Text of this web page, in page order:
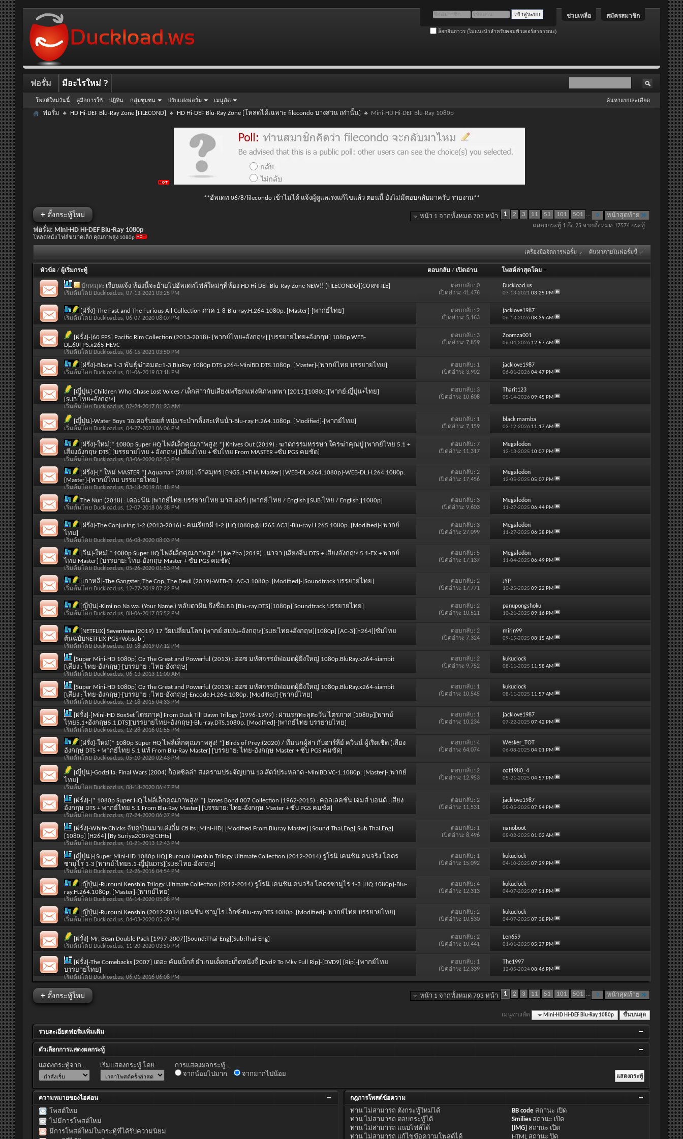
สมัครสมาชิก
ช่วยเหลือ
ล็อกอินถาวร (ไม่แนะนำสำหรับคอมพิวเตอร์สาธารณะ)
ฟอรั่ม
โพสต์ใหม่วันนี้ คู่มือการใช้ ปฏิทิน กลุ่มชุมชน ปรับแต่งฟอรั่ม เมนูลัด
มีอะไรใหม่ ?
ค้นหาแบบละเอียด
ฟอรั่ม HD Hi-DEF Blu-Ray Zone [FILECOND] HD Hi-DEF Blu-Ray Zone [โหลดได้เฉพาะ filecondo บางส่วน เท่านั้น] Mini-HD Hi-DEF Blu-Ray 1080p
**อัพเดท 06/8/filecondo เข้าไม่ได้ แจ้งผู้ดูแลเร่งแก้ไขแล้ว ตอนนี้ ยังไม่มีตอบกลับมาครับ รายงาน**
+ ตั้งกระทู้ใหม่ หน้า 1 จากทั้งหมด 703 หน้า 1 2 3 11 51 101 501 ... หน้าสุดท้าย
แสดงกระทู้ 1 ถึง 25 จากทั้งหมด 17574 กระทู้
ฟอรั่ม: Mini-HD Hi-DEF Blu-Ray 1080p
โหลดหนัง ไฟล์ขนาดเล็ก คุณภาพสูง 1080p
เครื่องมือจัดการฟอรั่ม ค้นหาภายในฟอรั่มนี้
หัวข้อ / ผู้เริ่มกระทู้ ตอบกลับ / เปิดอ่าน โพสต์ล่าสุดโดย
ปักหมุด: เรียนแจ้ง ห้องนี้จะย้ายไปอัพเดทไฟล์ใหม่ๆที่ห้อง HD Hi-DEF Blu-Ray Zone NEW!! [FILECONDO][CORNFILE]
เริ่มต้นโดย Duckload.us, 07-13-2021 03:25 PM
ตอบกลับ:0
เปิดอ่าน: 41,476
Duckload.us
07-13-2021 03:25 PM
[ฝรั่ง]-The Fast and The Furious All Collection ภาค 1-8-Blu-ray.H.264.1080p. [Master]-[พากย์ไทย]
เริ่มต้นโดย Duckload.us, 06-07-2020 08:07 PM
ตอบกลับ:2
เปิดอ่าน: 5,163
jacklove1987
06-13-2026 08:39 AM
[ฝรั่ง]-[60 FPS] Pacific Rim Collection (2013-2018)- [พากย์ไทย+อังกฤษ] [บรรยายไทย+อังกฤษ] 1080p.WEB-
DL.60FPS.x265.HEVC
เริ่มต้นโดย Duckload.us, 06-15-2021 03:50 PM
ตอบกลับ: 3
เปิดอ่าน: 7,859
Zoomza001
06-04-2026 12:57 AM
[ฝรั่ง]-Blade 1-3 พันธุ์ฆ่าอมตะ1-3 BluRay 1080p DTS x264-MiniBD.DTS.1080p. [Master]-[พากย์ไทย บรรยายไทย]
เริ่มต้นโดย Duckload.us, 01-06-2019 03:18 PM
ตอบกลับ: 1
เปิดอ่าน: 3,902
jacklove1987
06-01-2026 04:47 PM
[ญี่ปุ่น]-Children Who Chase Lost Voices / เด็กสาวกับเสียงเพรียกแห่งพิภพเทพา [2011][1080p][พากย์:ญี่ปุ่น+ไทย]
[SUB:ไทย+อังกฤษ]
เริ่มต้นโดย Duckload.us, 02-24-2017 01:23 AM
ตอบกลับ: 3
เปิดอ่าน: 10,608
Tharit123
05-14-2026 09:45 PM
[ญี่ปุ่น]-Water Boys วอเตอร์บอยส์ หนุ่มระบำกลิ้งสะเทินน้ํา-Blu-ray.H.264.1080p. [Modified]-[พากย์ไทย]
เริ่มต้นโดย Duckload.us, 04-27-2021 06:06 PM
ตอบกลับ: 1
เปิดอ่าน: 7,159
black mamba
03-12-2026 11:17 AM
[ฝรั่ง]-ใหม่[* 1080p Super HQ ไฟล์เล็กคุณภาพสูง! *] Knives Out (2019) : ฆาตกรรมหรรษา ใครฆ่าคุณปู่ [พากย์ไทย 5.1 +
เสียงอังกฤษ DTS] [บรรยายไทย + อังกฤษ] [เสียงไทย + ซับไทย From MASTER +ซับ PGS คมชัด]
เริ่มต้นโดย Duckload.us, 03-06-2020 02:53 PM
ตอบกลับ:7
เปิดอ่าน: 11,317
Megalodon
12-13-2025 10:07 PM
[ฝรั่ง]-[* ใหม่ MASTER *] Aquaman (2018) เจ้าสมุทร [ENG5.1+THA Master] [WEB-DL.x264.1080p]-WEB-DL.H.264.1080p.
[Master]-[พากย์ไทย บรรยายไทย]
เริ่มต้นโดย Duckload.us, 03-18-2019 01:18 PM
ตอบกลับ:2
เปิดอ่าน: 17,456
Megalodon
12-05-2025 05:07 PM
The Nun (2018) : เดอะนัน [พากย์ไทย:บรรยายไทย มาสเตอร์] [พากย์:ไทย / English][SUB:ไทย / English][1080p]
เริ่มต้นโดย Duckload.us, 12-07-2018 06:38 PM
ตอบกลับ: 3
เปิดอ่าน: 9,603
Megalodon
11-27-2025 06:44 PM
[ฝรั่ง]-The Conjuring 1-2 (2013-2016) - คนเรียกผี 1-2 [HQ1080p@H265 AC3]-Blu-ray.H.265.1080p. [Modified]-[พากย์
ไทย]
เริ่มต้นโดย Duckload.us, 06-08-2020 08:03 PM
ตอบกลับ: 3
เปิดอ่าน: 27,099
Megalodon
11-27-2025 06:38 PM
[จีน]-ใหม่[* 1080p Super HQ ไฟล์เล็กคุณภาพสูง! *] Ne Zha (2019) : นาจา [เสียงจีน DTS + เสียงอังกฤษ 5.1-EX + พากย์
ไทย Master] [บรรยาย: ไทย-อังกฤษ Master + ซับ PGS คมชัด]
เริ่มต้นโดย Duckload.us, 05-26-2020 01:53 PM
ตอบกลับ: 5
เปิดอ่าน: 17,137
Megalodon
11-04-2025 06:49 PM
[เกาหลี]-The Gangster, The Cop, The Devil (2019)-WEB-DL.AC-3.1080p. [Modified]-[Soundtrack บรรยายไทย]
เริ่มต้นโดย Duckload.us, 12-27-2019 07:22 PM
ตอบกลับ:2
เปิดอ่าน: 17,771
JYP
10-25-2025 09:22 PM
[ญี่ปุ่น]-Kimi no Na wa. (Your Name.) หลับตาฝัน ถึงชื่อเธอ [Blu-ray.DTS][1080p][Soundtrack บรรยายไทย]
เริ่มต้นโดย Duckload.us, 08-06-2017 05:52 PM
ตอบกลับ:2
เปิดอ่าน: 10,521
panupongshoku
10-21-2025 09:16 PM
[NETFLIX] Seventeen (2019) 17 วัยเปลี่ยนโลก [พากย์:สเปน+อังกฤษ][SUB:ไทย+อังกฤษ][1080p] [AC-3][h264][ซับไทย
ต้นฉบับNETFLIX PGS+Vobsub ]
เริ่มต้นโดย Duckload.us, 10-18-2019 07:12 PM
ตอบกลับ:2
เปิดอ่าน: 7,324
mirin99
09-15-2025 08:15 AM
[Super Mini-HD 1080p] Oz The Great and Powerful (2013) : ออซ มหัศจรรย์พ่อมดผู้ยิ่งใหญ่ 1080p.BluRay.x264-siambit
[เสียง : ไทย-อังกฤษ]-[บรรยาย : ไทย-อังกฤษ]
เริ่มต้นโดย Duckload.us, 06-13-2013 11:00 AM
ตอบกลับ:2
เปิดอ่าน: 9,752
kukuclock
08-11-2025 11:58 AM
[Super Mini-HD 1080p] Oz The Great and Powerful (2013) : ออซ มหัศจรรย์พ่อมดผู้ยิ่งใหญ่ 1080p.BluRay.x264-siambit
[เสียง : ไทย-อังกฤษ]-[บรรยาย : ไทย-อังกฤษ]-Encode.H.264.1080p. [Modified]-[พากย์ไทย]
เริ่มต้นโดย Duckload.us, 12-18-2015 04:33 PM
ตอบกลับ: 1
เปิดอ่าน: 10,545
kukuclock
08-11-2025 11:57 AM
[ฝรั่ง]-[Mini-HD BoxSet ไตรภาค] From Dusk Till Dawn Trilogy (1996-1999) : ผ่านรกทะลุตะวัน ไตรภาค [1080p][พากย์
ไทย5.1+อังกฤษ5.1,DTS][บรรยายไทย+อังกฤษ]-Blu-ray.DTS.1080p. [Modified]-[พากย์ไทย บรรยายไทย]
เริ่มต้นโดย Duckload.us, 12-28-2016 01:55 PM
ตอบกลับ: 1
เปิดอ่าน: 10,234
jacklove1987
07-22-2025 07:42 PM
[ฝรั่ง]-ใหม่[* 1080p Super HQ ไฟล์เล็กคุณภาพสูง! *] Birds of Prey:(2020) / ทีมนกผู้ล่า กับฮาร์ลีย์ ควินน์ ผู้เริดเชิด [เสียง
อังกฤษ DTS + พากย์ไทย 5.1 แท้ From Blu-Ray Master] [บรรยาย: ไทย-อังกฤษ Master + ซับ PGS คมชัด]
เริ่มต้นโดย Duckload.us, 05-10-2020 02:43 PM
ตอบกลับ:4
เปิดอ่าน: 64,074
Wesker_TOT
06-08-2025 04:01 PM
[ญี่ปุ่น]-Godzilla: Final Wars (2004) ก็อตซิลล่า สงครามประจัญบาน 13 สัตว์ประหลาด -MiniBD.VC-1.1080p. [Master]-[พากย์
ไทย]
เริ่มต้นโดย Duckload.us, 08-18-2020 06:47 PM
ตอบกลับ:2
เปิดอ่าน: 12,953
oat1980_4
05-21-2025 04:57 PM
[ฝรั่ง]-[* 1080p Super HQ ไฟล์เล็กคุณภาพสูง! *] James Bond 007 Collection (1962-2015) : คอลเลคชั่น เจมส์ บอนด์ [เสียง
อังกฤษ DTS + พากย์ไทย 5.1 From Blu-Ray Master] [บรรยาย: ไทย-อังกฤษ Master + ซับ PGS คมชัด]
เริ่มต้นโดย Duckload.us, 07-24-2020 06:37 PM
ตอบกลับ:2
เปิดอ่าน: 11,531
jacklove1987
05-05-2025 07:54 PM
[ฝรั่ง]-White Chicks จับคู่ป่วนมาแต่งอึ๋ม CtHts [Mini-HD] [Modified From Bluray Master] [Sound Thai,Eng][Sub Thai,Eng]
[1080p] [H264] [By Suriya2009@CtHts]
เริ่มต้นโดย Duckload.us, 10-21-2013 12:43 PM
ตอบกลับ: 1
เปิดอ่าน: 8,496
nanoboot
05-02-2025 01:02 AM
[ญี่ปุ่น]-[Super Mini-HD 1080p HQ] Rurouni Kenshin Trilogy Ultimate Collection (2012-2014) รูโรนิ เคนชิน คนจริง โคตร
ซามูไร 1-3 [พากย์:ไทย5.1-ญี่ปุ่นDTS][SUB:ไทย-อังกฤษ]
เริ่มต้นโดย Duckload.us, 12-26-2016 04:54 PM
ตอบกลับ: 1
เปิดอ่าน: 15,092
kukuclock
04-10-2025 07:29 PM
[ญี่ปุ่น]-Rurouni Kenshin Trilogy Ultimate Collection (2012-2014) รูโรนิ เคนชิน คนจริง โคตรซามูไร 1-3 [HQ.1080p]-Blu-
ray.H.264.1080p. [Master]-[พากย์ไทย]
เริ่มต้นโดย Duckload.us, 06-14-2020 05:08 PM
ตอบกลับ:4
เปิดอ่าน: 12,313
kukuclock
04-07-2025 07:51 PM
[ญี่ปุ่น]-Rurouni Kenshin (2012-2014) เคนชิน ซามูไร เอ็กซ์-Blu-ray.DTS.1080p. [Modified]-[พากย์ไทย บรรยายไทย]
เริ่มต้นโดย Duckload.us, 04-03-2020 05:39 PM
ตอบกลับ:2
เปิดอ่าน: 10,530
kukuclock
04-07-2025 07:38 PM
[ฝรั่ง]-Mr. Bean Double Pack [1997-2007][Sound:Thai-Eng][Sub:Thai-Eng]
เริ่มต้นโดย Duckload.us, 11-20-2020 03:50 PM
ตอบกลับ:2
เปิดอ่าน: 10,441
Len659
01-01-2025 05:27 PM
[ฝรั่ง]-The Comebacks [2007] เดอะ คัมแบ็กส์ ยำเกมเด็ดสะเก็ดหนังจี้ [Dvd9 To Mkv Full Rip]-[DVD9] [Rip]-[พากย์ไทย
บรรยายไทย]
เริ่มต้นโดย Duckload.us, 06-01-2016 06:08 PM
ตอบกลับ: 1
เปิดอ่าน: 12,339
The1997
12-05-202408:46 PM
+ ตั้งกระทู้ใหม่ หน้า 1 จากทั้งหมด 703 หน้า 1 2 3 11 51 101 501 ... หน้าสุดท้าย
เมนูทางลัด Mini-HD Hi-DEF Blu-Ray 1080p ขึ้นบนสุด
รายละเอียดฟอรั่มเพิ่มเติม
ตัวเลือกการแสดงผลกระทู้
แสดงกระทู้จาก... เริ่มแสดงกระทู้ โดย:
การแสดงผลกระทู้...
จากน้อยไปมาก
จากมากไปน้อย
ความหมายของไอค่อน
โพสต์ใหม่
ไม่มีการโพสต์ใหม่
มีการโพสต์ใหม่ในกระทู้ที่ได้รับความนิยม
กฎการโพสต์ข้อความ
ท่านไม่สามารถ ตั้งกระทู้ใหม่ได้
ท่านไม่สามารถ ตอบกระทู้ได้
ท่านไม่สามารถ แนบไฟล์ได้
ท่านไม่สามารถ แก้ไขข้อความโพสต์ได้
BB code สถานะ เปิด
Smilies สถานะ เปิด
[IMG] สถานะ เปิด
HTML สถานะปิด